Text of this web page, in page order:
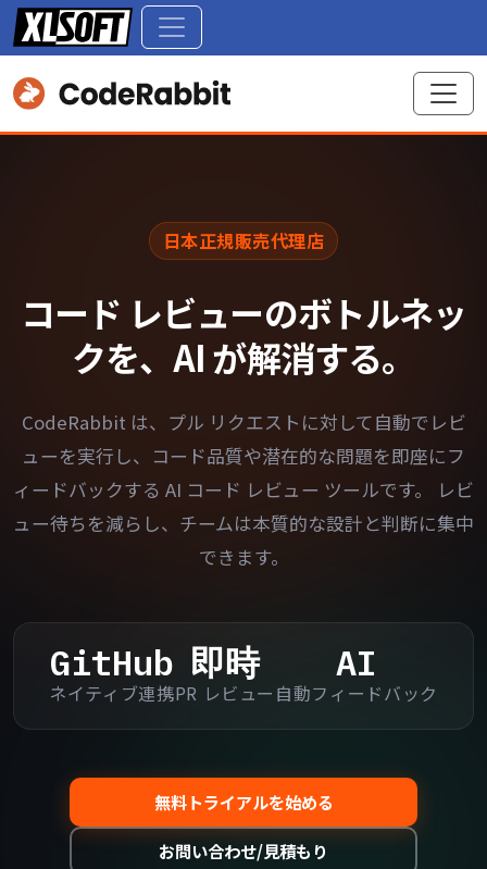
日本正規販売代理店
コード レビューのボトルネッ
クを、AI が解消する。
CodeRabbit は、プル リクエストに対して自動でレビ
ューを実行し、コード品質や潜在的な問題を即座にフ
ィードバックする AI コード レビュー ツールです。
レビ
ュー待ちを減らし、チームは本質的な設計と判断に集中
できます。
GitHub
ネイティブ連携
即時
PR レビュー
AI
自動フィードバック
無料トライアルを始める
お問い合わせ/見積もり